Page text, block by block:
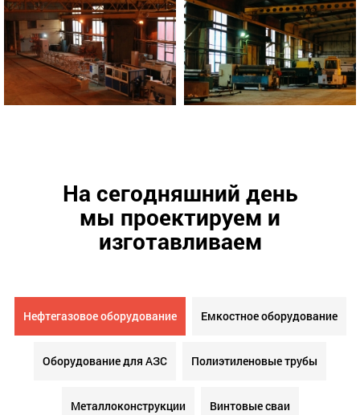
На сегодняшний день
мы проектируем и
изготавливаем
Нефтегазовое оборудование Емкостное оборудование
Оборудование для АЗС Полиэтиленовые трубы
Металлоконструкции Винтовые сваи